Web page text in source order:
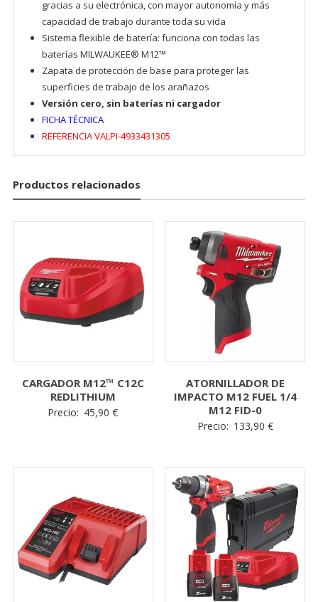
OK
powered by WPCookiePro
gracias a su electrónica, con mayor autonomía y más
capacidad de trabajo durante toda su vida
Sistema flexible de batería: funciona con todas las
baterías MILWAUKEE® M12™
Zapata de protección de base para proteger las
superficies de trabajo de los arañazos
Versión cero, sin baterías ni cargador
FICHA TÉCNICA
REFERENCIA VALPI-4933431305
Productos relacionados
CARGADOR M12™ C12C
REDLITHIUM
Precio: 45,90€
ATORNILLADOR DE
IMPACTO M12 FUEL 1/4
M12 FID-0
Precio: 133,90 €